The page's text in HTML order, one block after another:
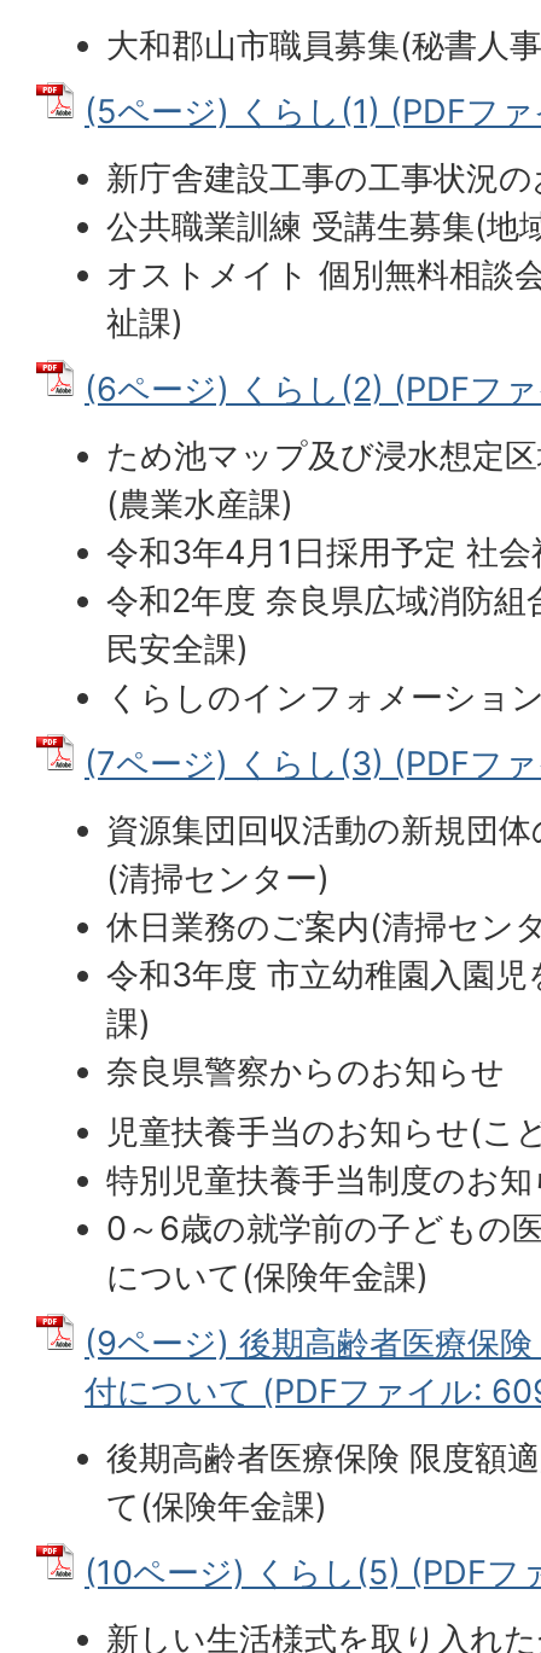
大和郡山市職員募集(秘書人
(5ページ) くらし(1) (PDFフ
新庁舎建設工事の工事状況
公共職業訓練 受講生募集(地
オストメイト 個別無料相談
祉課)
(6ページ) くらし(2) (PDFフ
ため池マップ及び浸水想定
(農業水産課)
令和3年4月1日採用予定 社
令和2年度 奈良県広域消防
民安全課)
くらしのインフォメーショ
(7ページ) くらし(3) (PDFフ
資源集団回収活動の新規団
(清掃センター)
休日業務のご案内(清掃セン
令和3年度 市立幼稚園入園
課)
奈良県警察からのお知らせ
児童扶養手当のお知らせ(こ
特別児童扶養手当制度のお
0～6歳の就学前の子どもの
について(保険年金課)
(9ページ) 後期高齢者医療保
付について (PDFファイル:
後期高齢者医療保険 限度額
て(保険年金課)
(10ページ) くらし(5) (PDFフ
新しい生活様式を取り入れ